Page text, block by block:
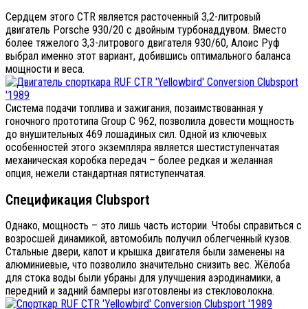
Сердцем этого CTR является расточенный 3,2-литровый
двигатель Porsche 930/20 с двойным турбонаддувом. Вместо
более тяжелого 3,3-литрового двигателя 930/60, Алоис Руф
выбрал именно этот вариант, добившись оптимального баланса
мощности и веса.
Система подачи топлива и зажигания, позаимствованная у
гоночного прототипа Group C 962, позволила довести мощность
до внушительных 469 лошадиных сил. Одной из ключевых
особенностей этого экземпляра является шестиступенчатая
механическая коробка передач – более редкая и желанная
опция, нежели стандартная пятиступенчатая.
Спецификация Clubsport
Однако, мощность – это лишь часть истории. Чтобы справиться с
возросшей динамикой, автомобиль получил облегченный кузов.
Стальные двери, капот и крышка двигателя были заменены на
алюминиевые, что позволило значительно снизить вес. Жёлоба
для стока воды были убраны для улучшения аэродинамики, а
передний и задний бамперы изготовлены из стекловолокна.